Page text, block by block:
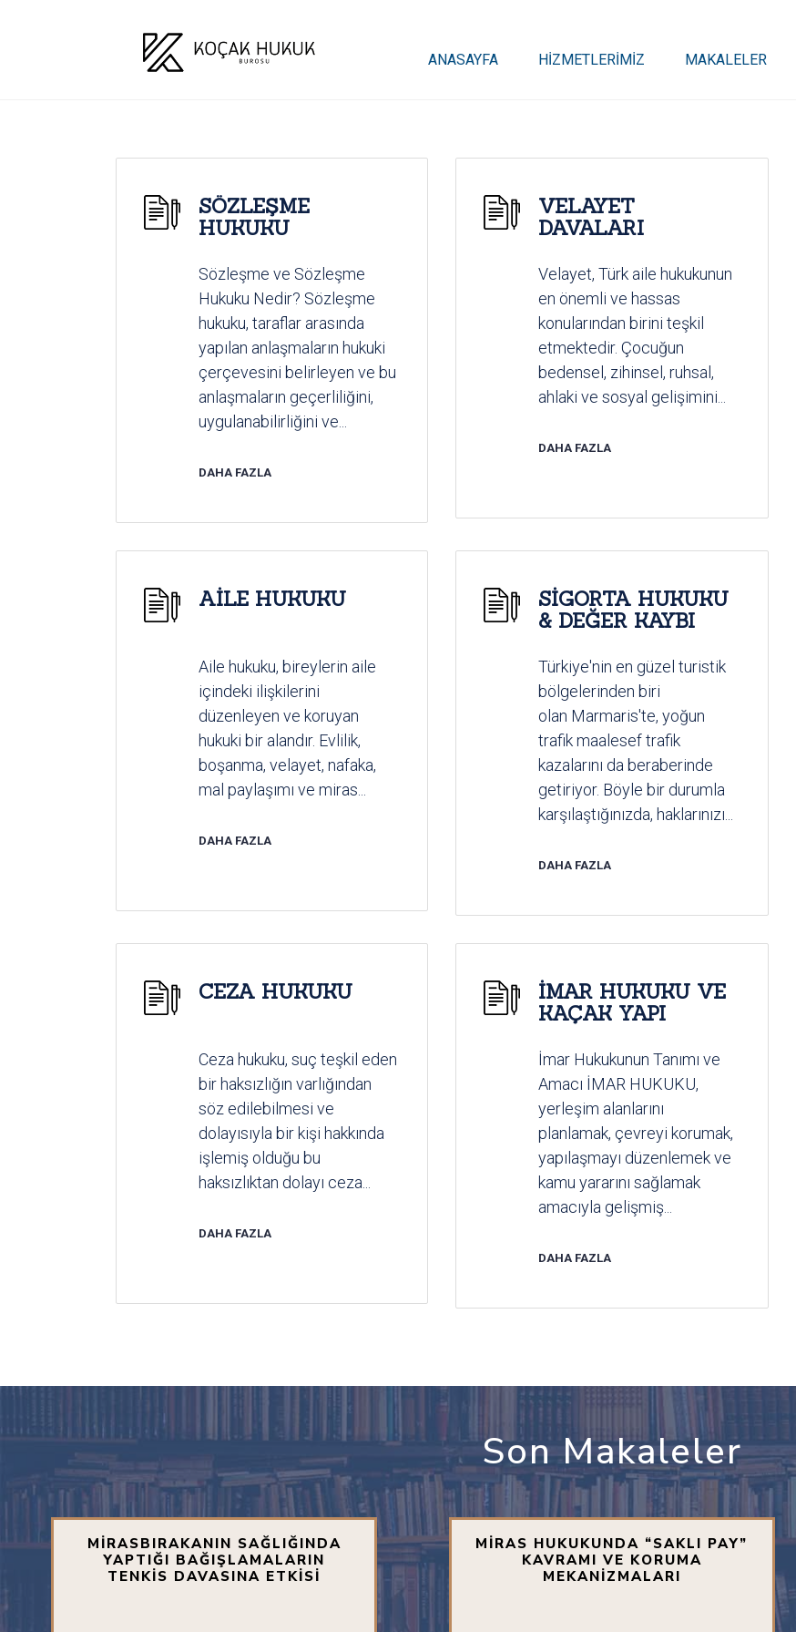
ANASAYFA HİZMETLERİMİZ MAKALELER
SÖZLEŞME
HUKUKU
Sözleşme ve Sözleşme
Hukuku Nedir? Sözleşme
hukuku, taraflar arasında
yapılan anlaşmaların hukuki
çerçevesini belirleyen ve bu
anlaşmaların geçerliliğini,
uygulanabilirliğini ve...
DAHA FAZLA
VELAYET
DAVALARI
Velayet, Türk aile hukukunun
en önemli ve hassas
konularından birini teşkil
etmektedir. Çocuğun
bedensel, zihinsel, ruhsal,
ahlaki ve sosyal gelişimini...
DAHA FAZLA
AİLE HUKUKU
Aile hukuku, bireylerin aile
içindeki ilişkilerini
düzenleyen ve koruyan
hukuki bir alandır. Evlilik,
boşanma, velayet, nafaka,
mal paylaşımı ve miras...
DAHA FAZLA
SİGORTA HUKUKU
& DEĞER KAYBI
Türkiye'nin en güzel turistik
bölgelerinden biri
olan Marmaris'te, yoğun
trafik maalesef trafik
kazalarını da beraberinde
getiriyor. Böyle bir durumla
karşılaştığınızda, haklarınızı...
DAHA FAZLA
CEZA HUKUKU
Ceza hukuku, suç teşkil eden
bir haksızlığın varlığından
söz edilebilmesi ve
dolayısıyla bir kişi hakkında
işlemiş olduğu bu
haksızlıktan dolayı ceza...
DAHA FAZLA
İMAR HUKUKU VE
KAÇAK YAPI
İmar Hukukunun Tanımı ve
Amacı İMAR HUKUKU,
yerleşim alanlarını
planlamak, çevreyi korumak,
yapılaşmayı düzenlemek ve
kamu yararını sağlamak
amacıyla gelişmiş...
DAHA FAZLA
Son Makaleler
MİRASBIRAKANIN SAĞLIĞINDA
YAPTIĞI BAĞIŞLAMALARIN
TENKİS DAVASINA ETKİSİ
MİRAS HUKUKUNDA “SAKLI PAY”
KAVRAMI VE KORUMA
MEKANİZMALARI